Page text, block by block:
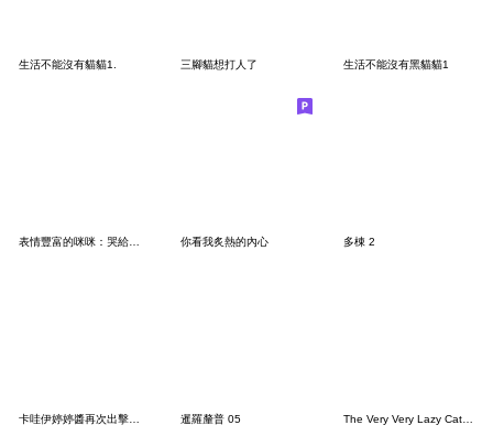
生活不能沒有貓貓1. 三腳貓想打人了 生活不能沒有黑貓貓1
你看我炙熱的內心 多棟 2
卡哇伊婷婷醬再次出擊！！！ 暹羅釐普 05 The Very Very Lazy Cat - 哭哭貓 (無字版)